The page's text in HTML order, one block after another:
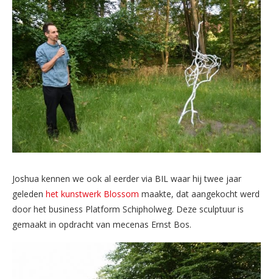
Joshua kennen we ook al eerder via BIL waar hij twee jaar
geleden het kunstwerk Blossom maakte, dat aangekocht werd
door het business Platform Schipholweg. Deze sculptuur is
gemaakt in opdracht van mecenas Ernst Bos.